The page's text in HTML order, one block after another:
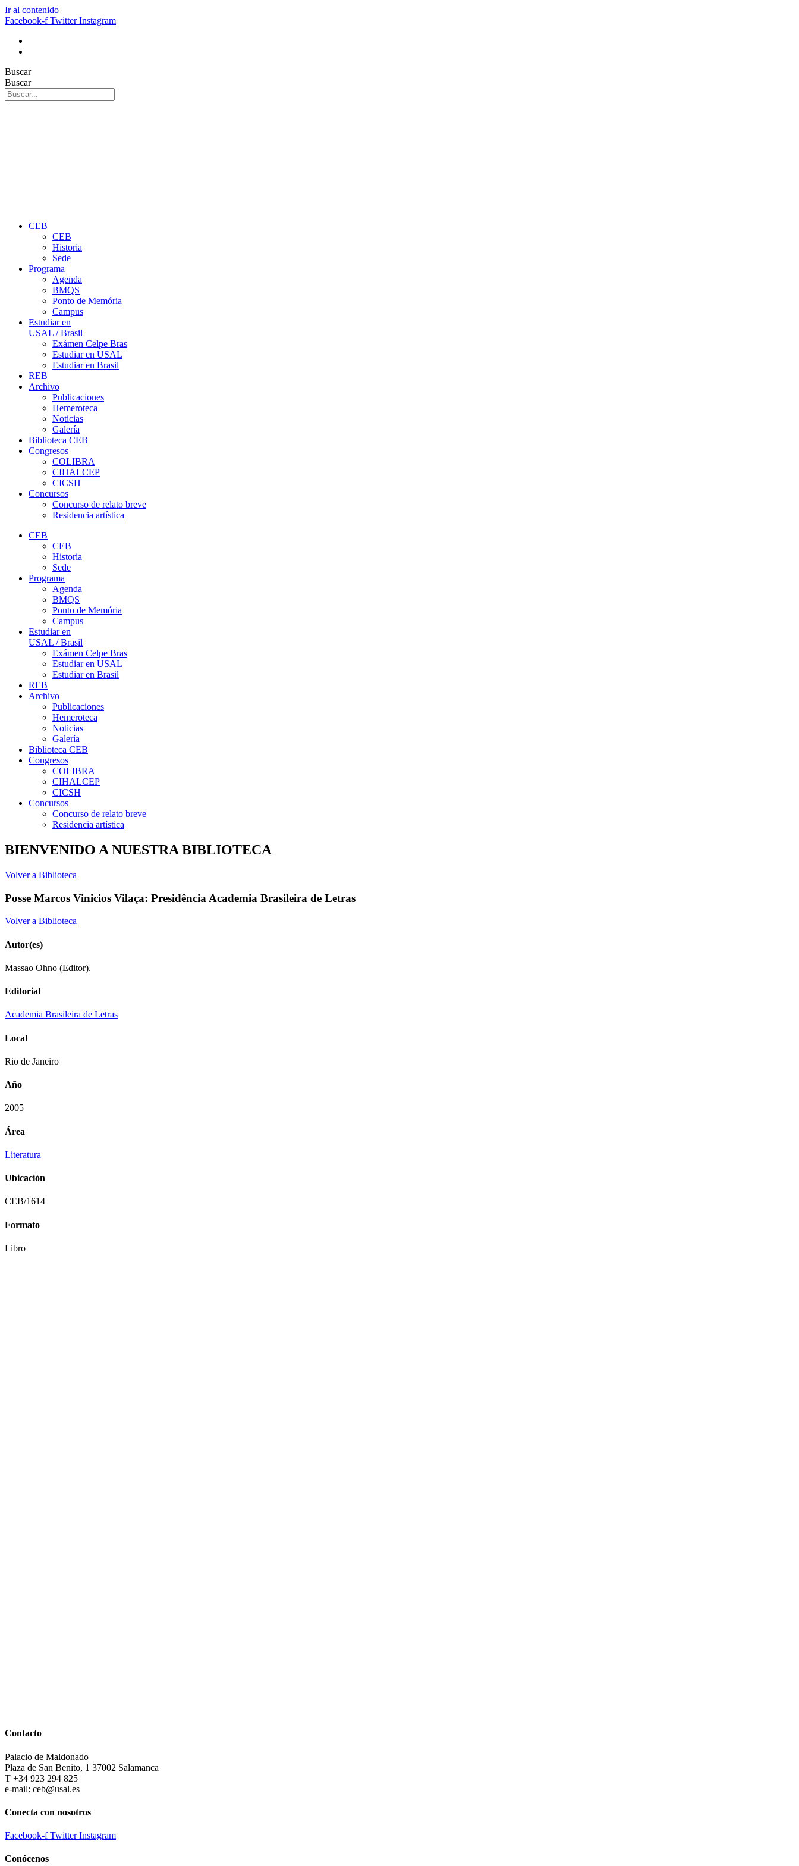
Ir al contenido
Facebook-f Twitter Instagram
Buscar
Buscar
CEB
CEB
Historia
Sede
Programa
Agenda
BMQS
Ponto de Memória
Campus
Estudiar en
USAL / Brasil
Exámen Celpe Bras
Estudiar en USAL
Estudiar en Brasil
REB
Archivo
Publicaciones
Hemeroteca
Noticias
Galería
Biblioteca CEB
Congresos
COLIBRA
CIHALCEP
CICSH
Concursos
Concurso de relato breve
Residencia artística
CEB
CEB
Historia
Sede
Programa
Agenda
BMQS
Ponto de Memória
Campus
Estudiar en
USAL / Brasil
Exámen Celpe Bras
Estudiar en USAL
Estudiar en Brasil
REB
Archivo
Publicaciones
Hemeroteca
Noticias
Galería
Biblioteca CEB
Congresos
COLIBRA
CIHALCEP
CICSH
Concursos
Concurso de relato breve
Residencia artística
BIENVENIDO A NUESTRA BIBLIOTECA
Volver a Biblioteca
Posse Marcos Vinicios Vilaça: Presidência Academia Brasileira de Letras
Volver a Biblioteca
Autor(es)
Massao Ohno (Editor).
Editorial
Academia Brasileira de Letras
Local
Rio de Janeiro
Año
2005
Área
Literatura
Ubicación
CEB/1614
Formato
Libro
Contacto
Palacio de Maldonado
Plaza de San Benito, 1 37002 Salamanca
T +34 923 294 825
e-mail: ceb@usal.es
Conecta con nosotros
Facebook-f Twitter Instagram
Conócenos